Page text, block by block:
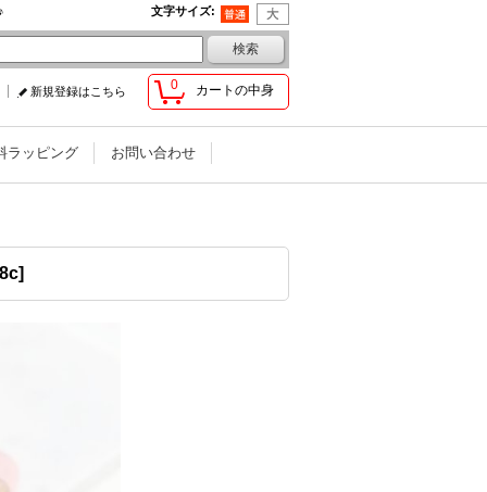
文字サイズ:
0 カートの中身
新規登録はこちら
ラッピング お問い合わせ
]